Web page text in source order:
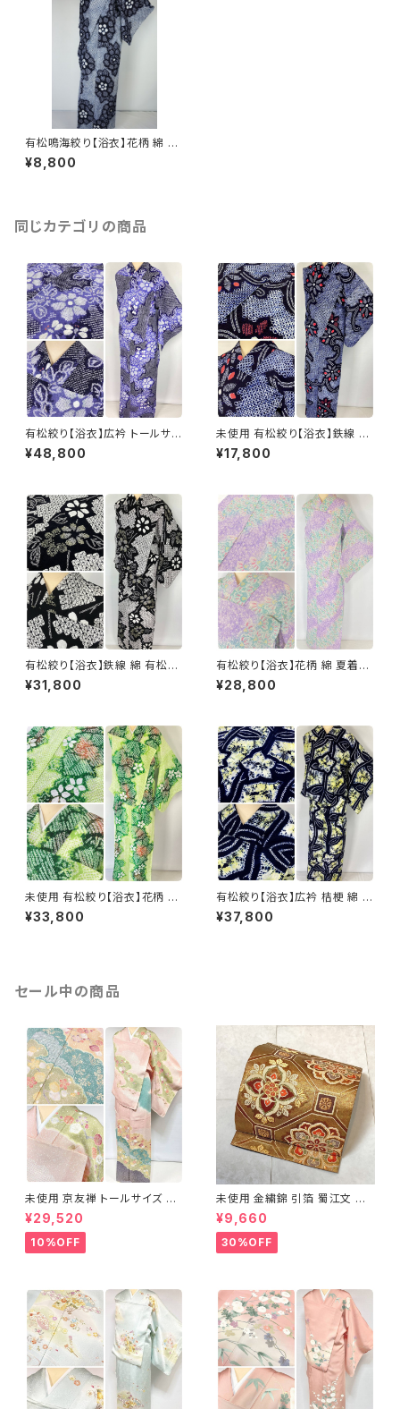
有松鳴海絞り【浴衣】花柄 綿 総
絞り 紺 白 004
¥8,800
同じカテゴリの商品
有松絞り【浴衣】広衿 トールサイ
ズ 鉄線 トンボ 綿 有松鳴海絞り
紫 黒 白 パステル 069
¥48,800
未使用 有松絞り【浴衣】鉄線 綿
総絞り 紺 白 赤 052
¥17,800
有松絞り【浴衣】鉄線 綿 有松鳴
海絞り 黒 白 モノトーン 黄 067
¥31,800
有松絞り【浴衣】花柄 綿 夏着物
有松鳴海絞り 紫 黄緑 パステル
カラー 103
¥28,800
未使用 有松絞り【浴衣】花柄 綿
有松鳴海絞り 黄緑 緑 ライム 白
063
¥33,800
有松絞り【浴衣】広衿 桔梗 綿 有
松鳴海絞り 夏着物 紺 藍色 黄
色 レモンイエロー 078
¥37,800
セール中の商品
未使用 京友禅 トールサイズ 染
め分け 金彩 訪問着 袷 正絹 ピ
ンク 黄緑 紫 黄色 1438
¥29,520
10%OFF
未使用 金繍錦 引箔 蜀江文 唐
織 華紋 袋帯 正絹 金糸 ゴール
ド 赤 紫 710
¥9,660
30%OFF